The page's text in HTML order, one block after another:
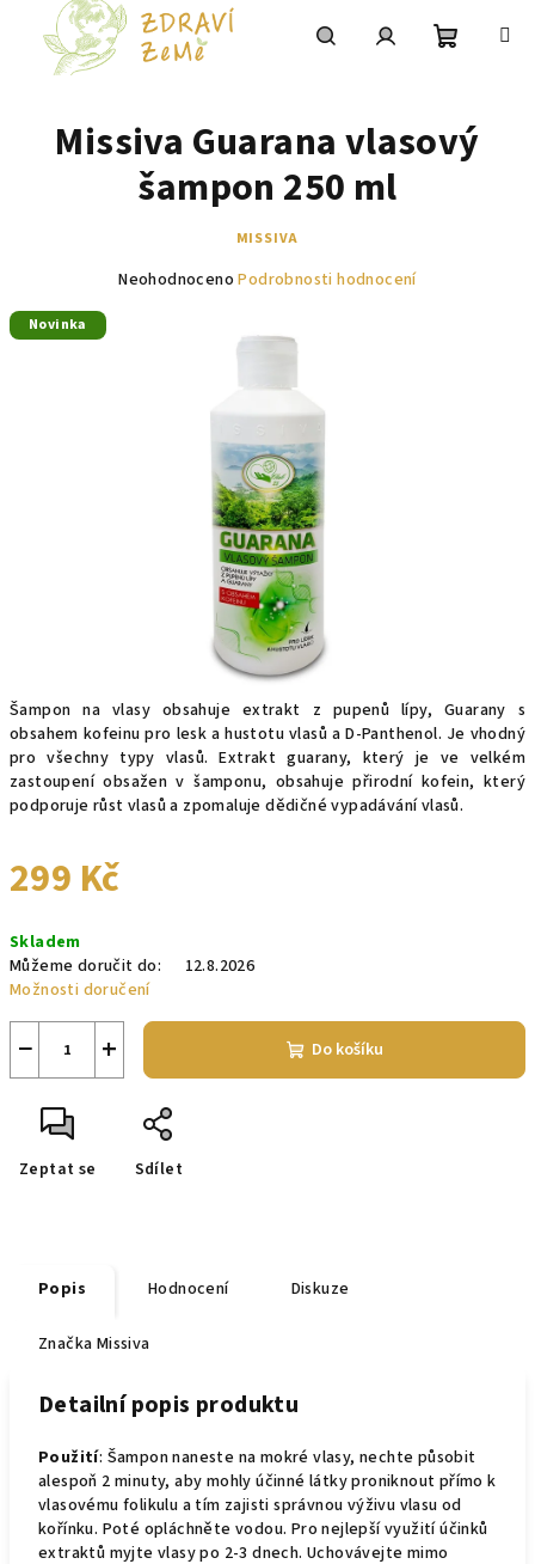
košík
Šampon na vlasy obsahuje extrakt z pupenů lípy, Guarany s
obsahem kofeinu pro lesk a hustotu vlasů a D-Panthenol. Je vhodný
pro všechny typy vlasů. Extrakt guarany, který je ve velkém
zastoupení obsažen v šamponu, obsahuje přirodní kofein, který
podporuje růst vlasů a zpomaluje dědičné vypadávání vlasů.
299 Kč
cena:
Skladem
Můžeme doručit do:
12.8.2026
Možnosti doručení
+
− Do košíku
Zeptat se Sdílet
Missiva Guarana vlasový
šampon 250 ml
MISSIVA
Průměrné
Neohodnoceno Podrobnosti hodnocení
Novinka
Popis Hodnocení Diskuze
Značka Missiva
Detailní popis produktu
Použití: Šampon naneste na mokré vlasy, nechte působit
alespoň 2 minuty, aby mohly účinné látky proniknout přímo k
vlasovému folikulu a tím zajisti správnou výživu vlasu od
kořínku. Poté opláchněte vodou. Pro nejlepší využití účinků
extraktů myjte vlasy po 2-3 dnech. Uchovávejte mimo